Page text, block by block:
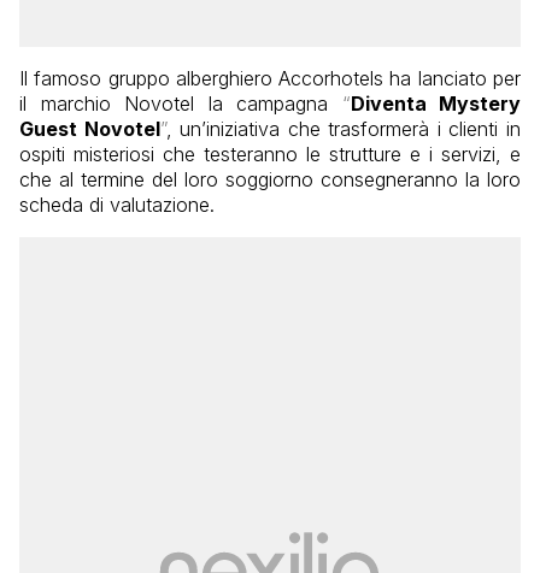
Il famoso gruppo alberghiero Accorhotels ha lanciato per
il marchio Novotel la campagna “Diventa Mystery
Guest Novotel”, un’iniziativa che trasformerà i clienti in
ospiti misteriosi che testeranno le strutture e i servizi, e
che al termine del loro soggiorno consegneranno la loro
scheda di valutazione.